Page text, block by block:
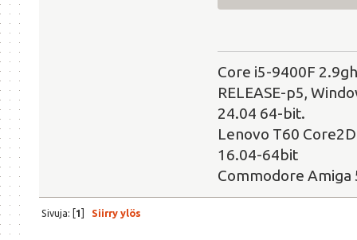
Core i5-9400F
RELEASE-p5,
24.04 64-bit.
Lenovo T60
16.04-64bit
Commodore Amiga
Sivuja: [1] Siirry ylös